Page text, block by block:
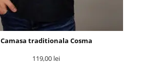
Camasa traditionala Cosma
119,00 lei